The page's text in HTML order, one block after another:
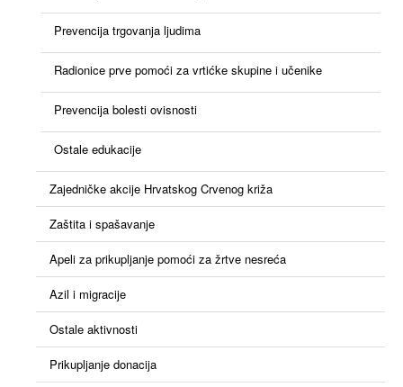
Prevencija trgovanja ljudima
Radionice prve pomoći za vrtićke skupine i učenike
Prevencija bolesti ovisnosti
Ostale edukacije
Zajedničke akcije Hrvatskog Crvenog križa
Zaštita i spašavanje
Apeli za prikupljanje pomoći za žrtve nesreća
Azil i migracije
Ostale aktivnosti
Prikupljanje donacija